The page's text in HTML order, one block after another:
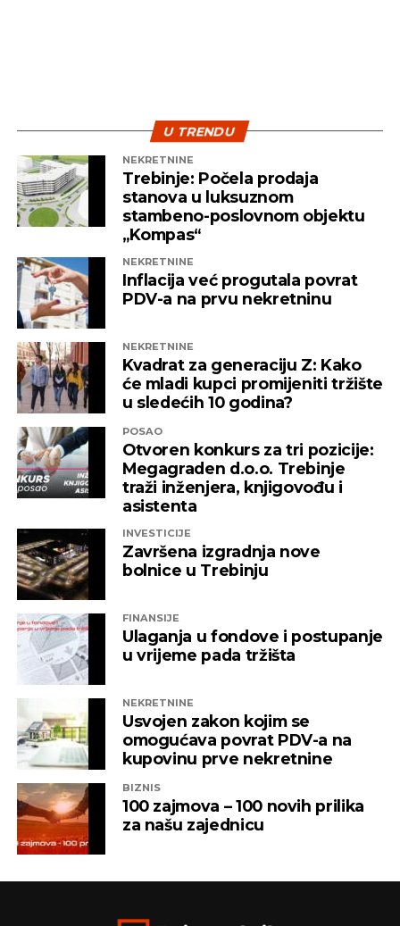
U TRENDU
NEKRETNINE
Trebinje: Počela prodaja
stanova u luksuznom
stambeno-poslovnom objektu
„Kompas“
NEKRETNINE
Inflacija već progutala povrat
PDV-a na prvu nekretninu
NEKRETNINE
Kvadrat za generaciju Z: Kako
će mladi kupci promijeniti tržište
u sledećih 10 godina?
POSAO
Otvoren konkurs za tri pozicije:
Megagraden d.o.o. Trebinje
traži inženjera, knjigovođu i
asistenta
INVESTICIJE
Završena izgradnja nove
bolnice u Trebinju
FINANSIJE
Ulaganja u fondove i postupanje
u vrijeme pada tržišta
NEKRETNINE
Usvojen zakon kojim se
omogućava povrat PDV-a na
kupovinu prve nekretnine
BIZNIS
100 zajmova – 100 novih prilika
za našu zajednicu